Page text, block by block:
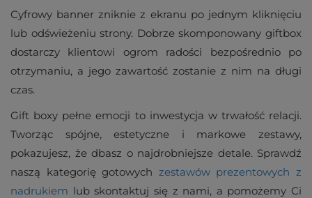
Cyfrowy banner zniknie z ekranu po jednym kliknięciu
lub odświeżeniu strony. Dobrze skomponowany giftbox
dostarczy klientowi ogrom radości bezpośrednio po
otrzymaniu, a jego zawartość zostanie z nim na długi
czas.
Gift boxy pełne emocji to inwestycja w trwałość relacji.
Tworząc spójne, estetyczne i markowe zestawy,
pokazujesz, że dbasz o najdrobniejsze detale. Sprawdź
naszą kategorię gotowych zestawów prezentowych z
nadrukiem lub skontaktuj się z nami, a pomożemy Ci